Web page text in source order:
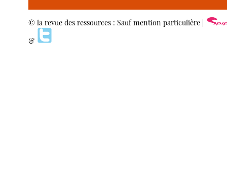
© la revue des ressources : Sauf mention particulière |
&